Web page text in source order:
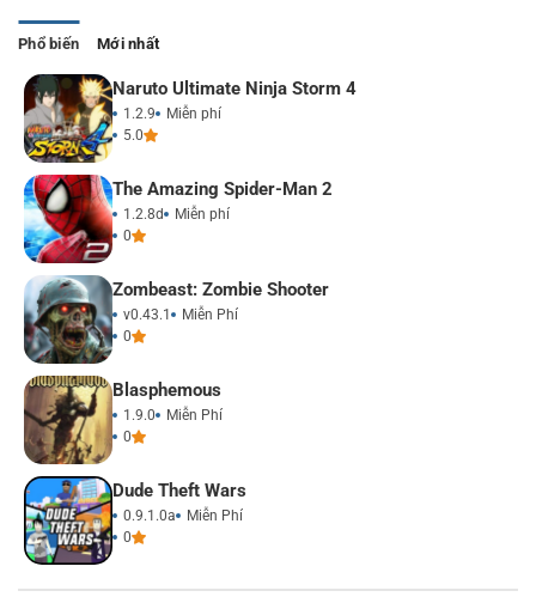
Phổ biến Mới nhất
Naruto Ultimate Ninja Storm 4
1.2.9
Miễn phí
5.0
The Amazing Spider-Man 2
1.2.8d
Miễn phí
0
Zombeast: Zombie Shooter
v0.43.1
Miễn Phí
0
Blasphemous
1.9.0
Miễn Phí
0
Dude Theft Wars
0.9.1.0a
Miễn Phí
0